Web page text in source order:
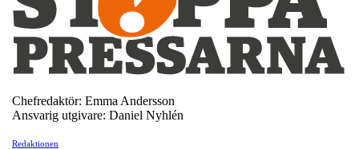
Chefredaktör: Emma Andersson
Ansvarig utgivare: Daniel Nyhlén
Redaktionen